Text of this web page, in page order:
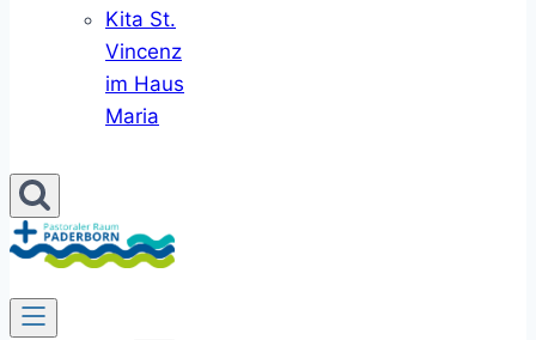
Kita St.
Vincenz
im Haus
Maria